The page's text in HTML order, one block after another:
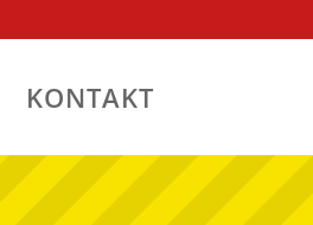
KONTAKT